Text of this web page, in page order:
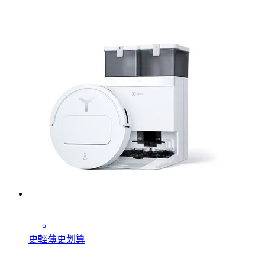
更輕薄更划算